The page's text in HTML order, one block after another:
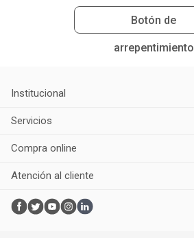
Botón de
arrepentimiento
Institucional
Servicios
Compra online
Atención al cliente